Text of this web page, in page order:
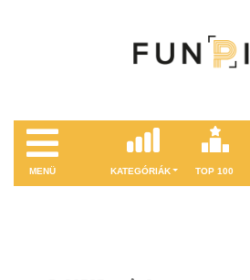
MENÜ KATEGÓRIÁK TOP 100